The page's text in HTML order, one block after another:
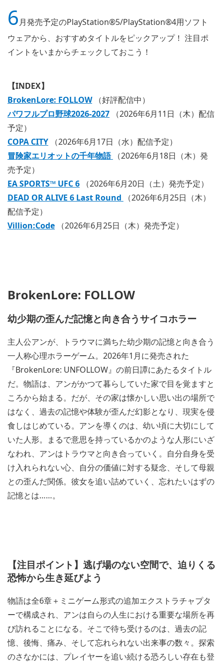
6月発売予定のPlayStation®5/PlayStation®4用ソフト
ウェアから、おすすめタイトルをピックアップ！ 注目ポ
イントをいまからチェックしておこう！
【INDEX】
BrokenLore: FOLLOW（好評配信中）
パワフルプロ野球2026-2027
（2026年6月11日（木）配信
予定）
COPA CITY （2026年6月17日（水）配信予定）
冒険家エリオットの千年物語
（2026年6月18日（木）発
売予定）
EA SPORTS™ UFC 6 （2026年6月20日（土）発売予定）
DEAD OR ALIVE 6 Last Round
（2026年6月25日（木）
配信予定）
Villion:Code （2026年6月25日（木）発売予定）
BrokenLore: FOLLOW
幼少期の歪んだ記憶と向き合うサイコホラー
主人公アンが、トラウマに満ちた幼少期の記憶と向き合う
一人称心理ホラーゲーム。2026年1月に発売された
『BrokenLore: UNFOLLOW』の前日譚にあたるタイトル
だ。物語は、アンがかつて暮らしていた家で目を覚ますと
ころから始まる。だが、その家は懐かしい思い出の場所で
はなく、過去の記憶や体験が歪んだ幻影となり、現実を侵
食しはじめている。アンを導くのは、幼い頃に大切にして
いた人形。まるで意思を持っているかのような人形にいざ
なわれ、アンはトラウマと向き合っていく。自分自身を受
け入れられない心、自分の価値に対する疑念、そして母親
との歪んだ関係。彼女を追い詰めていく、忘れたいはずの
記憶とは……。
【注目ポイント】逃げ場のない空間で、迫りくる
恐怖から生き延びよう
物語は全6章＋ミニゲーム形式の追加エクストラチャプタ
ーで構成され、アンは自らの人生における重要な場所を再
び訪れることになる。そこで待ち受けるのは、過去の記
憶、後悔、痛み、そして忘れられない出来事の数々。探索
のさなかには、プレイヤーを追い続ける恐ろしい存在も登